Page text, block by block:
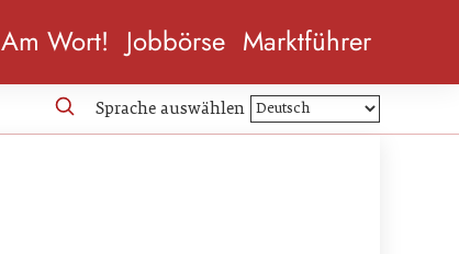
Am Wort! Jobbörse Marktführer
Sprache auswählen